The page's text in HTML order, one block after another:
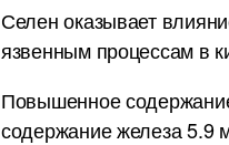
Селен оказывает
язвенным процессам в
Повышенное
содержание железа 5.9